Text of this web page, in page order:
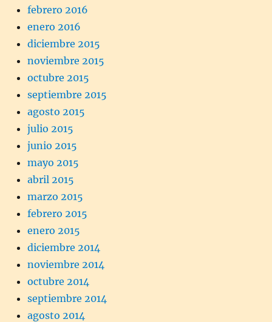
febrero 2016
enero 2016
diciembre 2015
noviembre 2015
octubre 2015
septiembre 2015
agosto 2015
julio 2015
junio 2015
mayo 2015
abril 2015
marzo 2015
febrero 2015
enero 2015
diciembre 2014
noviembre 2014
octubre 2014
septiembre 2014
agosto 2014